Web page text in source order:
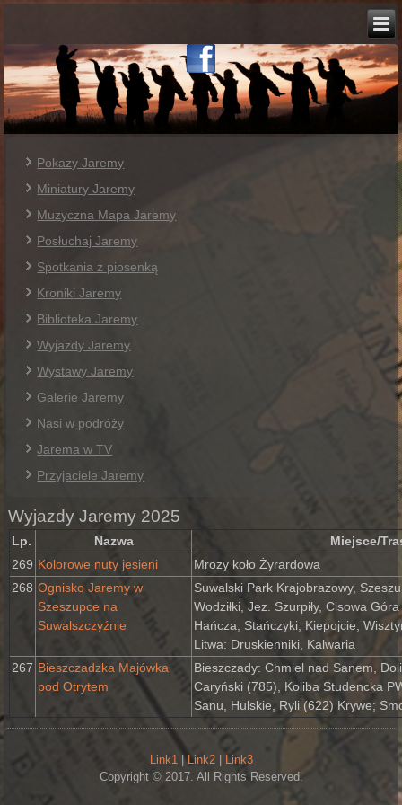
Pokazy Jaremy
Miniatury Jaremy
Muzyczna Mapa Jaremy
Posłuchaj Jaremy
Spotkania z piosenką
Kroniki Jaremy
Biblioteka Jaremy
Wyjazdy Jaremy
Wystawy Jaremy
Galerie Jaremy
Nasi w podróży
Jarema w TV
Przyjaciele Jaremy
Wyjazdy Jaremy 2025
Lp. Nazwa
Miejsce/
269 Kolorowe nuty jesieni
Mrozy koło Żyrardowa
268 Ognisko Jaremy w
Szeszupce na
Suwalszczyźnie
Suwalski Park Krajobrazowy,
Wodziłki, Jez. Szurpiły, Cisowa
Hańcza, Stańczyki, Kiepojcie,
Litwa: Druskienniki, Kalwaria
267 Bieszczadzka Majówka
pod Otrytem
Bieszczady: Chmiel nad Sanem,
Caryński (785), Koliba Studencka
Sanu, Hulskie, Ryli (622) Krywe;
Link1 | Link2|
Link3
Copyright © 2017. All Rights Reserved.